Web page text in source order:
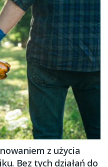
z użycia
Bez tych działań do